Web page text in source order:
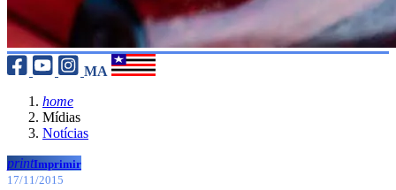
MA
home
Mídias
Notícias
printImprimir
17/11/2015